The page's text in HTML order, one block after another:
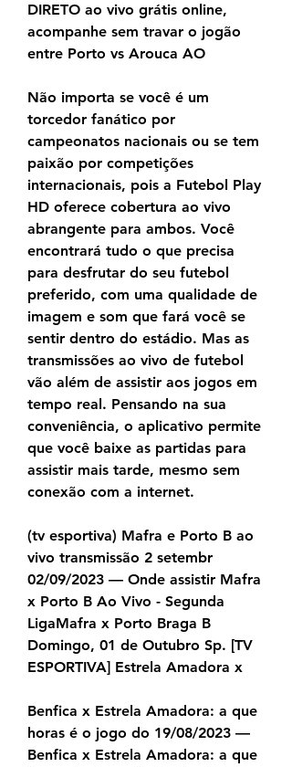
DIRETO ao vivo grátis online,
acompanhe sem travar o jogão
entre Porto vs Arouca AO
Não importa se você é um
torcedor fanático por
campeonatos nacionais ou se tem
paixão por competições
internacionais, pois a Futebol Play
HD oferece cobertura ao vivo
abrangente para ambos. Você
encontrará tudo o que precisa
para desfrutar do seu futebol
preferido, com uma qualidade de
imagem e som que fará você se
sentir dentro do estádio. Mas as
transmissões ao vivo de futebol
vão além de assistir aos jogos em
tempo real. Pensando na sua
conveniência, o aplicativo permite
que você baixe as partidas para
assistir mais tarde, mesmo sem
conexão com a internet.
(tv esportiva) Mafra e Porto B ao
vivo transmissão 2 setembr
02/09/2023 — Onde assistir Mafra
x Porto B Ao Vivo - Segunda
LigaMafra x Porto Braga B
Domingo, 01 de Outubro Sp. [TV
ESPORTIVA] Estrela Amadora x
Benfica x Estrela Amadora: a que
horas é o jogo do 19/08/2023 —
Benfica x Estrela Amadora: a que